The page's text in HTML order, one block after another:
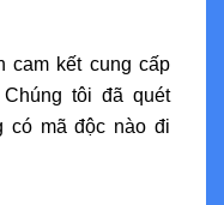
cam kết cung cấp
tôi đã quét
có mã độc nào đi